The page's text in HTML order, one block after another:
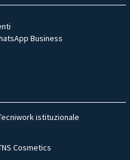
Business
istituzionale
Cosmetics